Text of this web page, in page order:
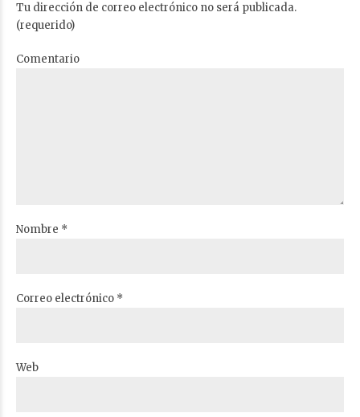
Tu dirección de correo electrónico no será publicada.
(requerido)
Comentario
Nombre *
Correo electrónico *
Web